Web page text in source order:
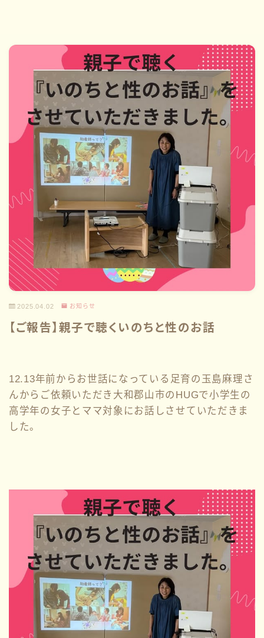
2025.04.02 お知らせ
【ご報告】親子で聴くいのちと性のお話
12.13年前からお世話になっている足育の玉島麻理さ
んからご依頼いただき大和郡山市のHUGで小学生の
高学年の女子とママ対象にお話しさせていただきま
した。